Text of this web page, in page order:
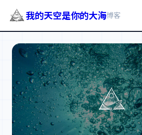
我的天空是你的大海博客